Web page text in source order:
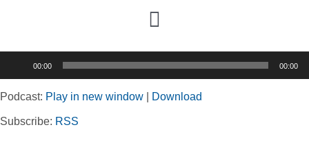
Toggle
Navigation
Rubriken
00:00 00:00
Podcast: Play in new window Download
Subscribe: RSS